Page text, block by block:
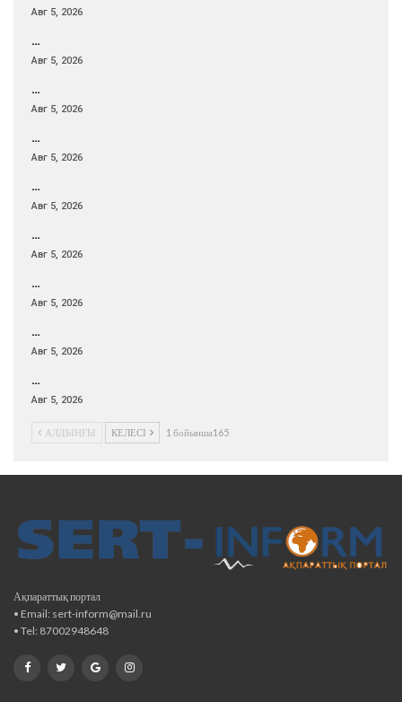
Авг 5, 2026
…
Авг 5, 2026
…
Авг 5, 2026
…
Авг 5, 2026
…
Авг 5, 2026
…
Авг 5, 2026
…
Авг 5, 2026
…
Авг 5, 2026
…
Авг 5, 2026
АЛДЫҢҒЫ КЕЛЕСІ 1 бойынша165
Ақпараттық портал
• Email: sert-inform@mail.ru
• Tel: 87002948648